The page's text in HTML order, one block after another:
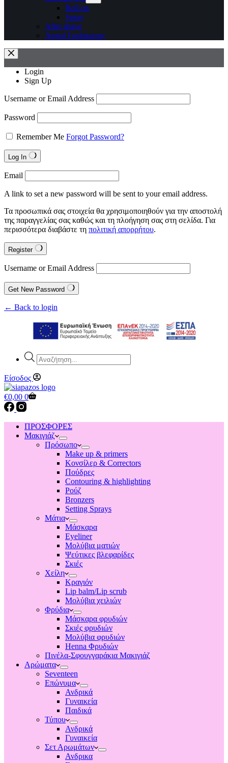
Roll on
Spray
After shave
Αφροί ξυρίσματος
Login
Sign Up
Username or Email Address
Password
Remember Me Forgot Password?
Log In
Email
A link to set a new password will be sent to your email address.
Τα προσωπικά σας στοιχεία θα χρησιμοποιηθούν για την αποστολή
της παραγγελίας σας καθώς και τη πλοήγηση σας στη σελίδα. Για
περισσότερα διαβάστε τη πολιτική απορρήτου.
Register
Username or Email Address
Get New Password
← Back to login
Products
search
Είσοδος
Shopping
cart
€0,00 0
ΠΡΟΣΦΟΡΕΣ
Μακιγιάζ
Πρόσωπο
Make up & primers
Κονσίλερ & Correctors
Πούδρες
Contouring & highlighting
Ρούζ
Bronzers
Setting Sprays
Μάτια
Μάσκαρα
Eyeliner
Μολύβια ματιών
Ψεύτικες βλεφαρίδες
Σκιές
Χείλη
Κραγιόν
Lip balm/Lip scrub
Μολύβια χειλιών
Φρύδια
Μάσκαρα φρυδιών
Σκιές φρυδιών
Μολύβια φρυδιών
Henna Φρυδιών
Πινέλα-Σφουγγαράκια Μακιγιάζ
Αρώματα
Seventeen
Επώνυμα
Ανδρικά
Γυναικεία
Παιδικά
Τύπου
Ανδρικά
Γυναικεία
Σετ Αρωμάτων
Ανδρικα